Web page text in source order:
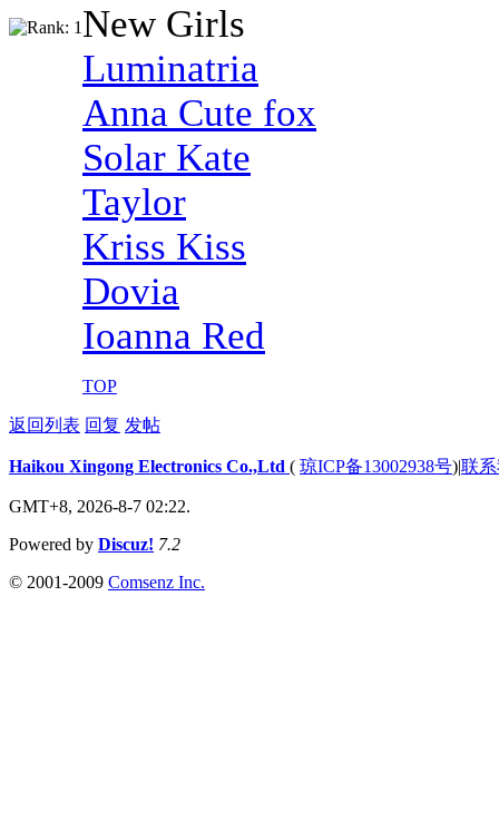
New Girls
Luminatria
Anna Cute fox
Solar Kate
Taylor
Kriss Kiss
Dovia
Ioanna Red
TOP
返回列表 回复 发帖
Haikou Xingong Electronics Co.,Ltd ( 琼ICP备13002938号)|联
GMT+8, 2026-8-7 02:22.
Powered by Discuz! 7.2
© 2001-2009 Comsenz Inc.